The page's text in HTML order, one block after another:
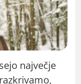
največje